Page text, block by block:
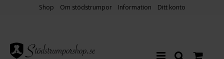
Shop Om stödstrumpor Information Ditt konto